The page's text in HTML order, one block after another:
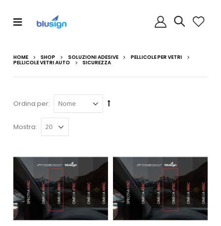
HOME SHOP SOLUZIONI ADESIVE PELLICOLE PER VETRI
PELLICOLE VETRI AUTO SICUREZZA
Ordina per:
Mostra: